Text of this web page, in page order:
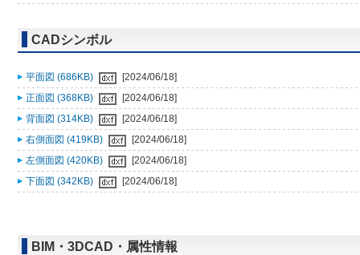
CADシンボル
平面図 (686KB)
[2024/06/18]
正面図 (368KB)
[2024/06/18]
背面図 (314KB)
[2024/06/18]
右側面図 (419KB)
[2024/06/18]
左側面図 (420KB)
[2024/06/18]
下面図 (342KB)
[2024/06/18]
BIM・3DCAD・属性情報